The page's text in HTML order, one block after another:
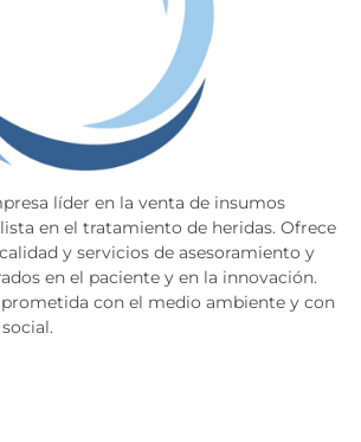
líder en la venta de insumos
en el tratamiento de heridas. Ofrece
y servicios de asesoramiento y
en el paciente y en la innovación.
con el medio ambiente y con